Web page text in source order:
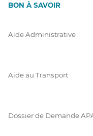
BON À SAVOIR
Aide Administrative
Aide au Transport
Dossier de Demande